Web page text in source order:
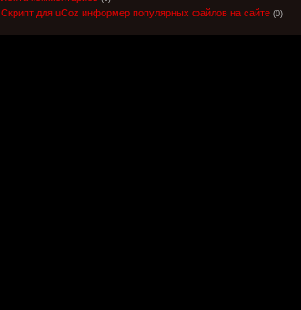
Скрипт для uCoz информер популярных файлов на сайте (0)